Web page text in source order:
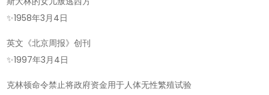
✨1958年3月4日
英文《北京周报》创刊
✨1997年3月4日
克林顿命令禁止将政府资金用于人体无性繁殖试验